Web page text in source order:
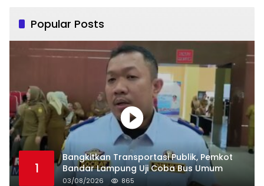
Popular Posts
1
Bangkitkan Transportasi Publik, Pemkot
Bandar Lampung Uji Coba Bus Umum
03/08/2026 865